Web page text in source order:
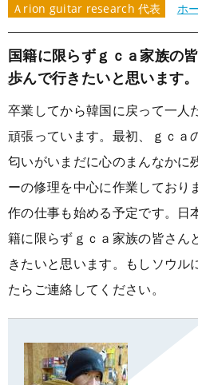
Ａrion guitar research 代表 ホ
国籍に限らずｇｃａ家族の
歩んで行きたいと思います。
卒業してから韓国に戻って一人
頑張っています。最初、ｇｃａ
匂いがいまだに心のまんなかに
ーの修理を中心に作業しており
作の仕事も始める予定です。日
籍に限らずｇｃａ家族の皆さん
きたいと思います。もしソウル
たらご連絡してください。